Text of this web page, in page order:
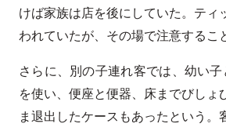
けば家族は店を後にしていた。ティ
われていたが、その場で注意するこ
さらに、別の子連れ客では、幼い
を使い、便座と便器、床までびしょ
ま退出したケースもあったという。